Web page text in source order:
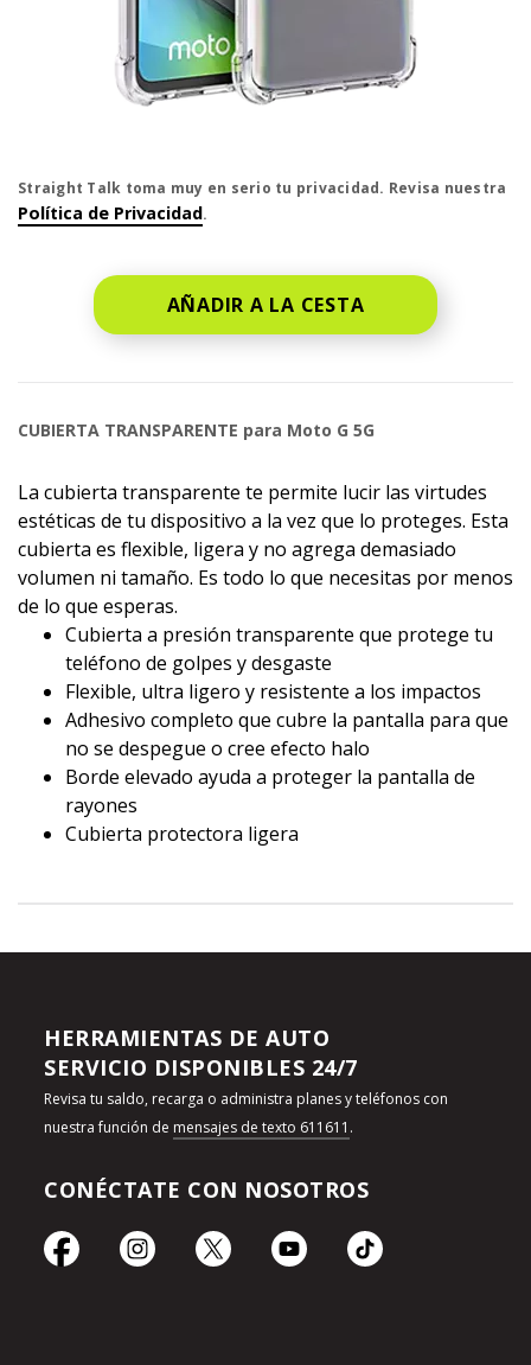
Straight Talk toma muy en serio tu privacidad. Revisa nuestra
Política de Privacidad.
AÑADIR A LA CESTA
CUBIERTA TRANSPARENTE para Moto G 5G
La cubierta transparente te permite lucir las virtudes
estéticas de tu dispositivo a la vez que lo proteges. Esta
cubierta es flexible, ligera y no agrega demasiado
volumen ni tamaño. Es todo lo que necesitas por menos
de lo que esperas.
Cubierta a presión transparente que protege tu
teléfono de golpes y desgaste
Flexible, ultra ligero y resistente a los impactos
Adhesivo completo que cubre la pantalla para que
no se despegue o cree efecto halo
Borde elevado ayuda a proteger la pantalla de
rayones
Cubierta protectora ligera
HERRAMIENTAS DE AUTO
SERVICIO DISPONIBLES 24/7
Revisa tu saldo, recarga o administra planes y teléfonos con
nuestra función de mensajes de texto 611611 .
CONÉCTATE CON NOSOTROS